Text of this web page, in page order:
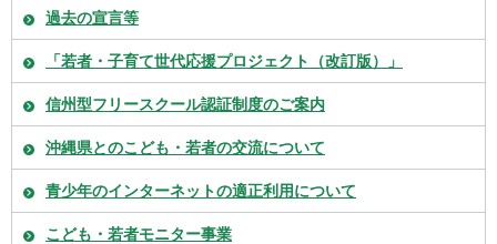
過去の宣言等
「若者・子育て世代応援プロジェクト（改訂版）」
信州型フリースクール認証制度のご案内
沖縄県とのこども・若者の交流について
青少年のインターネットの適正利用について
こども・若者モニター事業